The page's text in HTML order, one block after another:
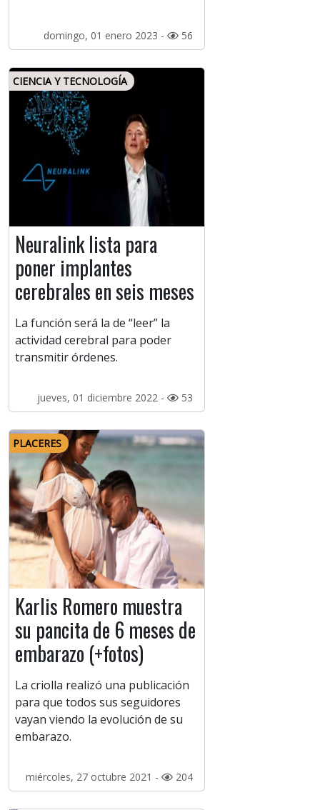
domingo, 01 enero 2023 - 56
CIENCIA Y TECNOLOGÍA
Neuralink lista para
poner implantes
cerebrales en seis meses
La función será la de “leer” la
actividad cerebral para poder
transmitir órdenes.
jueves, 01 diciembre 2022 - 53
PLACERES
Karlis Romero muestra
su pancita de 6 meses de
embarazo (+fotos)
La criolla realizó una publicación
para que todos sus seguidores
vayan viendo la evolución de su
embarazo.
miércoles, 27 octubre 2021 - 204